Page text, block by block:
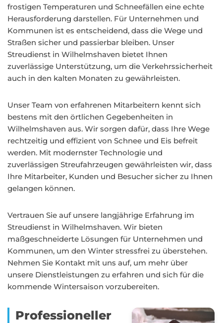
frostigen Temperaturen und Schneefällen eine echte
Herausforderung darstellen. Für Unternehmen und
Kommunen ist es entscheidend, dass die Wege und
Straßen sicher und passierbar bleiben. Unser
Streudienst in Wilhelmshaven bietet Ihnen
zuverlässige Unterstützung, um die Verkehrssicherheit
auch in den kalten Monaten zu gewährleisten.
Unser Team von erfahrenen Mitarbeitern kennt sich
bestens mit den örtlichen Gegebenheiten in
Wilhelmshaven aus. Wir sorgen dafür, dass Ihre Wege
rechtzeitig und effizient von Schnee und Eis befreit
werden. Mit modernster Technologie und
zuverlässigen Streufahrzeugen gewährleisten wir, dass
Ihre Mitarbeiter, Kunden und Besucher sicher zu Ihnen
gelangen können.
Vertrauen Sie auf unsere langjährige Erfahrung im
Streudienst in Wilhelmshaven. Wir bieten
maßgeschneiderte Lösungen für Unternehmen und
Kommunen, um den Winter stressfrei zu überstehen.
Nehmen Sie Kontakt mit uns auf, um mehr über
unsere Dienstleistungen zu erfahren und sich für die
kommende Wintersaison vorzubereiten.
Professioneller